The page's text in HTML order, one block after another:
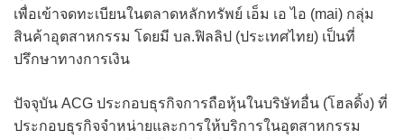
เพื่อเข้าจดทะเบียนในตลาดหลักทรัพย์ เอ็ม เอ ไอ (mai) กลุ่ม
สินค้าอุตสาหกรรม โดยมี บล.ฟิลลิป (ประเทศไทย) เป็นที่
ปรึกษาทางการเงิน
ปัจจุบัน ACG ประกอบธุรกิจการถือหุ้นในบริษัทอื่น (โฮลดิ้ง) ที่
ประกอบธุรกิจจำหน่ายและการให้บริการในอุตสาหกรรม